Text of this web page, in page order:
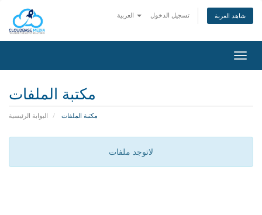
تسجيل الدخول شاهد العربة
تبديل
التنقل
مكتبة الملفات
البوابة الرئيسية مكتبة الملفات
لاتوجد ملفات